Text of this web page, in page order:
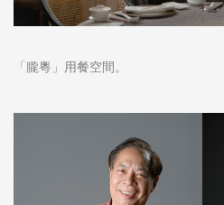
「朧粵」用餐空間。